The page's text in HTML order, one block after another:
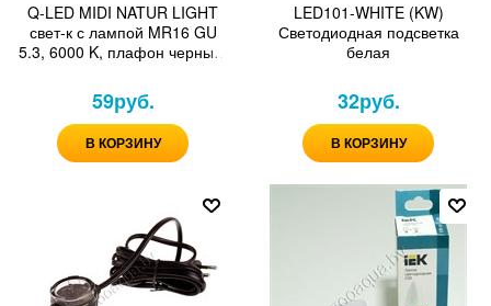
Q-LED MIDI NATUR LIGHT
свет-к с лампой MR16 GU
5.3, 6000 K, плафон черный-
сталь, на 15-22,5 л, для
стекла 3-10 мм
59руб.
В КОРЗИНУ
LED101-WHITE (KW)
Светодиодная подсветка
белая
32руб.
В КОРЗИНУ